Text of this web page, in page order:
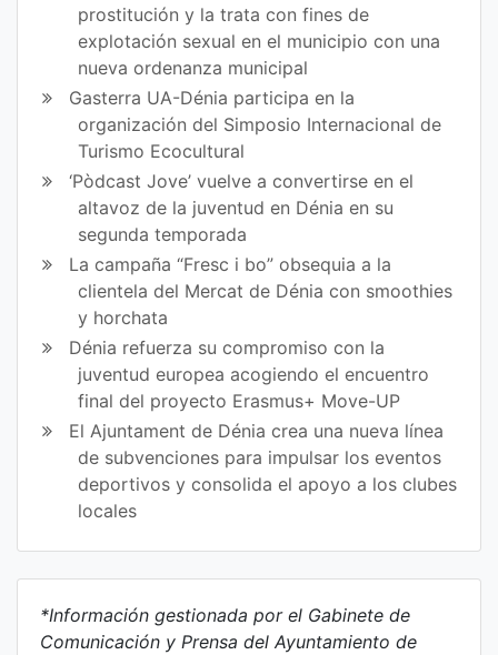
prostitución y la trata con fines de
explotación sexual en el municipio con una
nueva ordenanza municipal
Gasterra UA-Dénia participa en la
organización del Simposio Internacional de
Turismo Ecocultural
‘Pòdcast Jove’ vuelve a convertirse en el
altavoz de la juventud en Dénia en su
segunda temporada
La campaña “Fresc i bo” obsequia a la
clientela del Mercat de Dénia con smoothies
y horchata
Dénia refuerza su compromiso con la
juventud europea acogiendo el encuentro
final del proyecto Erasmus+ Move-UP
El Ajuntament de Dénia crea una nueva línea
de subvenciones para impulsar los eventos
deportivos y consolida el apoyo a los clubes
locales
*Información gestionada por el Gabinete de
Comunicación y Prensa del Ayuntamiento de